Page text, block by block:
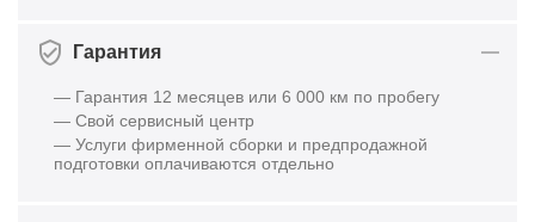
Гарантия
— Гарантия 12 месяцев или 6 000 км по пробегу
— Свой сервисный центр
— Услуги фирменной сборки и предпродажной
подготовки оплачиваются отдельно